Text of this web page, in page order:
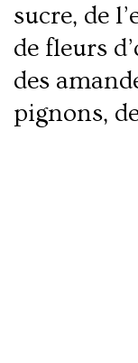
sucre, de
de fleurs
des
pignons,